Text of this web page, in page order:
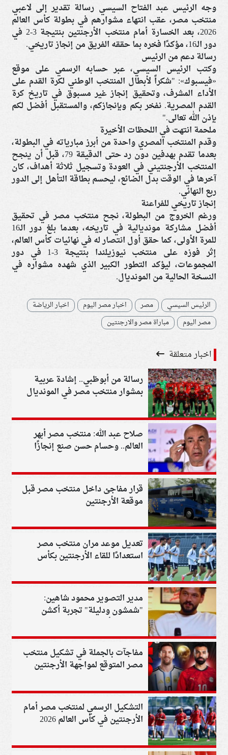
وجه الرئيس عبد الفتاح السيسي رسالة تقدير إلى لاعبي
منتخب مصر، عقب انتهاء مشوارهم في بطولة كأس العالم
2026، بعد الخسارة أمام منتخب الأرجنتين بنتيجة 3-2 في
دور الـ16، مؤكدًا فخره بما حققه الفريق من إنجاز تاريخي.
رسالة دعم من الرئيس
وكتب الرئيس السيسي، عبر حسابه الرسمي على موقع
«فيسبوك»: "شكراً لأبطال المنتخب الوطني لكرة القدم على
الأداء المشرف، وتحقيق إنجاز غير مسبوق في تاريخ كرة
القدم المصرية. نفخر بكم وبإنجازكم، والمستقبل أفضل لكم
بإذن الله تعالى."
ملحمة انتهت في اللحظات الأخيرة
وقدم المنتخب المصري واحدة من أبرز مبارياته في البطولة،
بعدما تقدم بهدفين دون رد حتى الدقيقة 79، قبل أن ينجح
المنتخب الأرجنتيني في العودة وتسجيل ثلاثة أهداف، كان
آخرها في الوقت بدل الضائع، ليحسم بطاقة التأهل إلى الدور
ربع النهائي.
إنجاز تاريخي للفراعنة
ورغم الخروج من البطولة، نجح منتخب مصر في تحقيق
أفضل مشاركة مونديالية في تاريخه، بعدما بلغ دور الـ16
للمرة الأولى، كما حقق أول انتصار له في نهائيات كأس العالم،
إثر فوزه على منتخب نيوزيلندا بنتيجة 3-1 في دور
المجموعات، ليؤكد التطور الكبير الذي شهده مشواره في
النسخة الحالية من المونديال.
الرئيس السيسي مصر اخبار مصر اليوم
اخبار الرياضة
مصر اليوم
مباراة مصر والارجنتين
اخبار متعلقة
رسالة من أبوظبي.. إشادة عربية
بمشوار منتخب مصر في المونديال
صلاح عبد الله: منتخب مصر أبهر
العالم.. وحسام حسن صنع إنجازًا
قرار مفاجئ داخل منتخب مصر قبل
موقعة الأرجنتين
تعديل موعد مران منتخب مصر
استعدادًا للقاء الأرجنتين بكأس
مدير التصوير محمود شاهين:
"شمشون ودليلة" تجربة أكشن
ممتعة.. وأجلنا العرض الخاص لدعم
منتخب مصر
مفاجآت بالجملة في تشكيل منتخب
مصر المتوقع لمواجهة الأرجنتين
التشكيل الرسمي لمنتخب مصر أمام
الأرجنتين في كأس العالم 2026